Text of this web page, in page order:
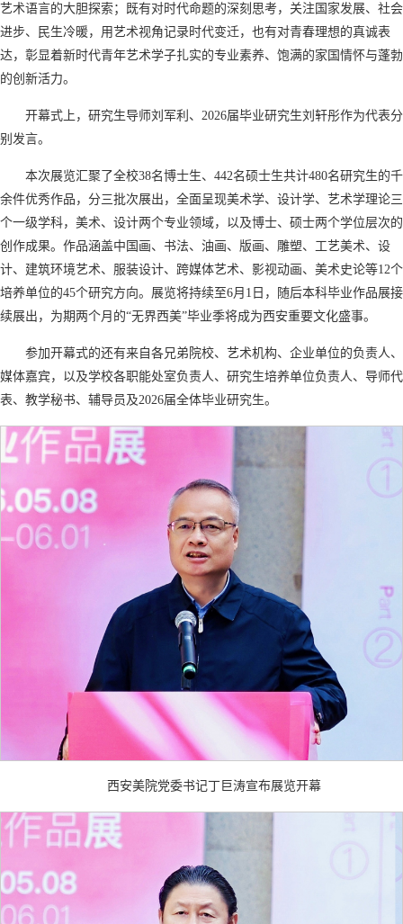
艺术语言的大胆探索；既有对时代命题的深刻思考，关注国家发展、社会
进步、民生冷暖，用艺术视角记录时代变迁，也有对青春理想的真诚表
达，彰显着新时代青年艺术学子扎实的专业素养、饱满的家国情怀与蓬勃
的创新活力。
开幕式上，研究生导师刘军利、2026届毕业研究生刘轩彤作为代表分
别发言。
本次展览汇聚了全校38名博士生、442名硕士生共计480名研究生的千
余件优秀作品，分三批次展出，全面呈现美术学、设计学、艺术学理论三
个一级学科，美术、设计两个专业领域，以及博士、硕士两个学位层次的
创作成果。作品涵盖中国画、书法、油画、版画、雕塑、工艺美术、设
计、建筑环境艺术、服装设计、跨媒体艺术、影视动画、美术史论等12个
培养单位的45个研究方向。展览将持续至6月1日，随后本科毕业作品展接
续展出，为期两个月的“无界西美”毕业季将成为西安重要文化盛事。
参加开幕式的还有来自各兄弟院校、艺术机构、企业单位的负责人、
媒体嘉宾，以及学校各职能处室负责人、研究生培养单位负责人、导师代
表、教学秘书、辅导员及2026届全体毕业研究生。
西安美院党委书记丁巨涛宣布展览开幕